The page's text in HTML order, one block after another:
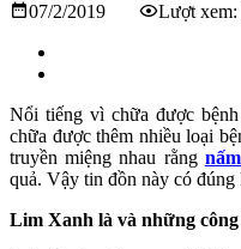
07/2/2019 Lượt xem:
Nổi tiếng vì chữa được
chữa được thêm nhiều loại
truyền miệng nhau rằng
quả. Vậy tin đồn này có
Lim Xanh là và những